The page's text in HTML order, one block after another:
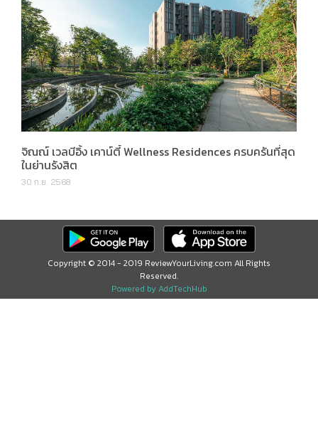
จิณณ์ เวลบีอิ้ง เคาน์ตี้ Wellness Residences ครบครันที่สุด
ในย่านรังสิต
30 ก.ย. 2568
Copyright © 2014 - 2019 ReviewYourLiving.com All Rights
Reserved.
Powered by AddTechHub